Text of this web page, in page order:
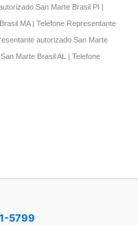
San Marte Brasil PI |
MA | Telefone Representante
autorizado San Marte
Marte Brasil AL | Telefone
5799